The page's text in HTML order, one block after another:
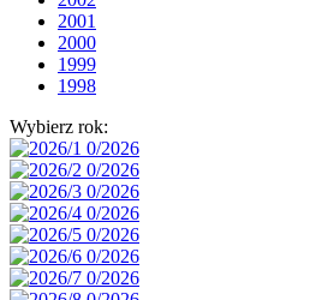
2001
2000
1999
1998
Wybierz rok: